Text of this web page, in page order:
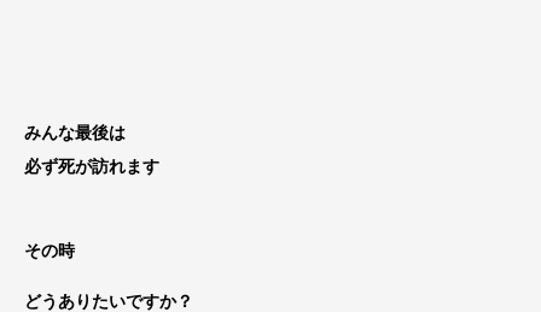
みんな最後は
必ず死が訪れます
その時
どうありたいですか？